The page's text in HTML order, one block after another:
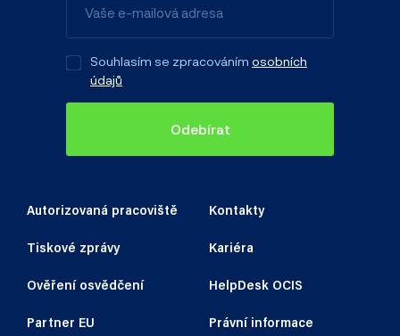
Autorizovaná pracoviště Kontakty
Tiskové zprávy Kariéra
Ověření osvědčení HelpDesk OCIS
Partner EU Právní informace
Souhlasím se zpracováním osobních
údajů
Odebírat